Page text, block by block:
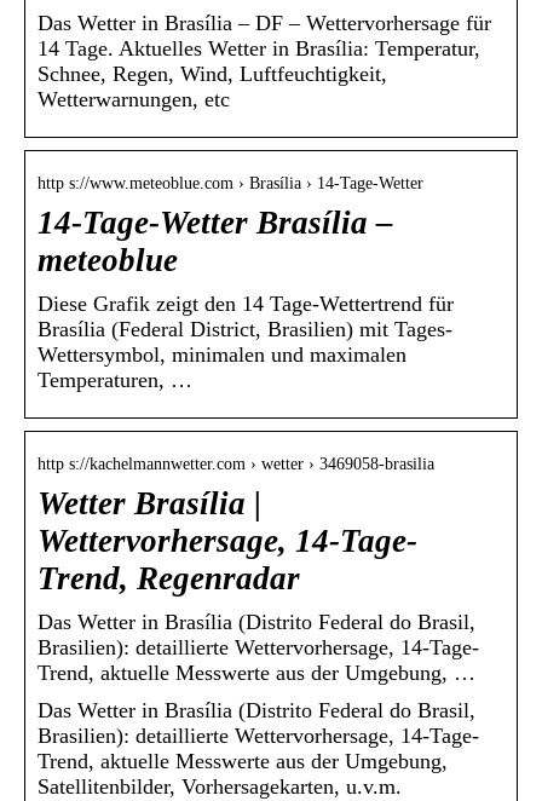
Das Wetter in Brasília – DF – Wettervorhersage für
14 Tage. Aktuelles Wetter in Brasília: Temperatur,
Schnee, Regen, Wind, Luftfeuchtigkeit,
Wetterwarnungen, etc
http s://www.meteoblue.com › Brasília › 14-Tage-Wetter
14-Tage-Wetter Brasília –
meteoblue
Diese Grafik zeigt den 14 Tage-Wettertrend für
Brasília (Federal District, Brasilien) mit Tages-
Wettersymbol, minimalen und maximalen
Temperaturen, …
http s://kachelmannwetter.com › wetter › 3469058-brasilia
Wetter Brasília |
Wettervorhersage, 14-Tage-
Trend, Regenradar
Das Wetter in Brasília (Distrito Federal do Brasil,
Brasilien): detaillierte Wettervorhersage, 14-Tage-
Trend, aktuelle Messwerte aus der Umgebung, …
Das Wetter in Brasília (Distrito Federal do Brasil,
Brasilien): detaillierte Wettervorhersage, 14-Tage-
Trend, aktuelle Messwerte aus der Umgebung,
Satellitenbilder, Vorhersagekarten, u.v.m.